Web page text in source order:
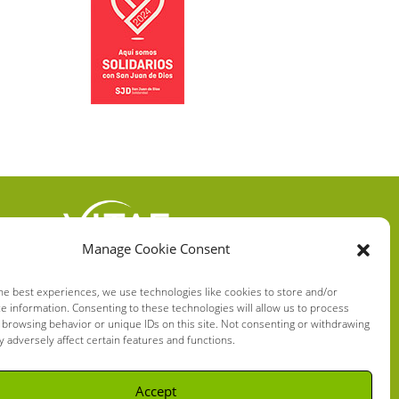
Manage Cookie Consent
best experiences, we use technologies like cookies to store and/or
information. Consenting to these technologies will allow us to process
browsing behavior or unique IDs on this site. Not consenting or withdrawing
adversely affect certain features and functions.
Accept
INNOVATION S.L.
C/ Verneda del Congost, 5
08160 Montmeló Barcelona